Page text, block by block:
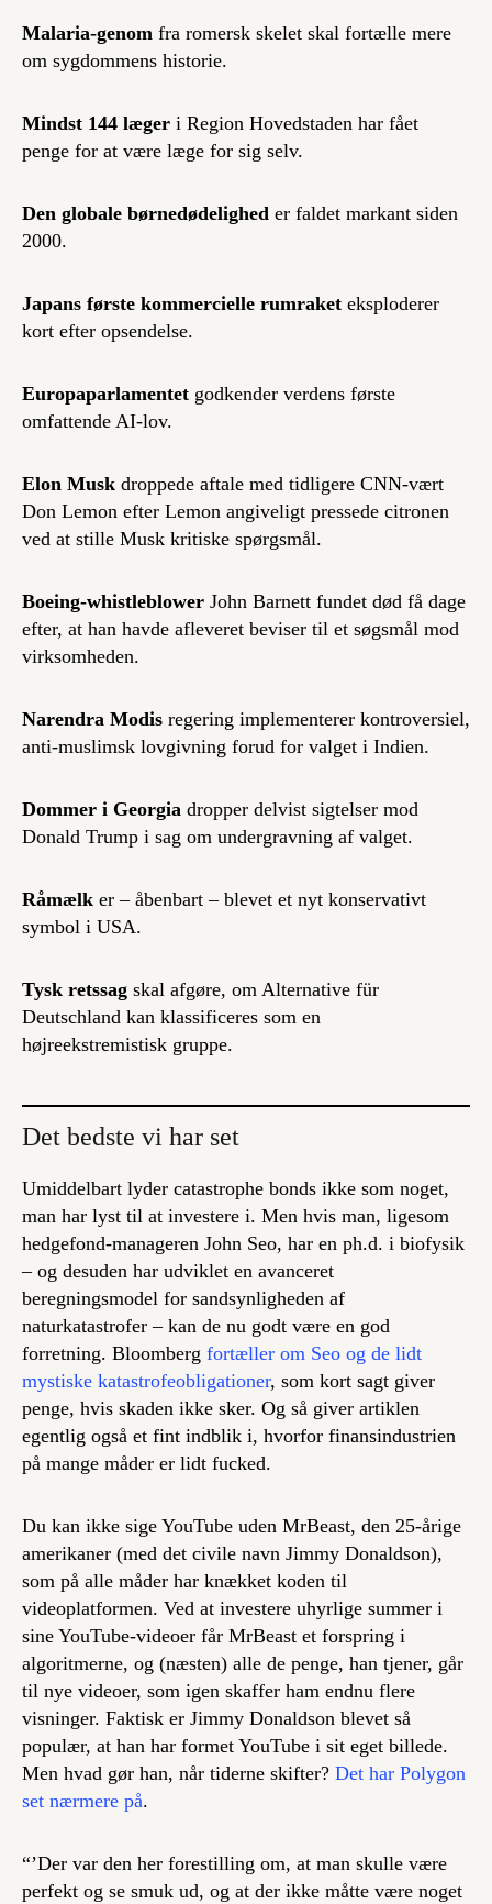
Malaria-genom fra romersk skelet skal fortælle mere
om sygdommens historie.
Mindst 144 læger i Region Hovedstaden har fået
penge for at være læge for sig selv.
Den globale børnedødelighed er faldet markant siden
2000.
Japans første kommercielle rumraket eksploderer
kort efter opsendelse.
Europaparlamentet godkender verdens første
omfattende AI-lov.
Elon Musk droppede aftale med tidligere CNN-vært
Don Lemon efter Lemon angiveligt pressede citronen
ved at stille Musk kritiske spørgsmål.
Boeing-whistleblower John Barnett fundet død få dage
efter, at han havde afleveret beviser til et søgsmål mod
virksomheden.
Narendra Modis regering implementerer kontroversiel,
anti-muslimsk lovgivning forud for valget i Indien.
Dommer i Georgia dropper delvist sigtelser mod
Donald Trump i sag om undergravning af valget.
Råmælk er – åbenbart – blevet et nyt konservativt
symbol i USA.
Tysk retssag skal afgøre, om Alternative für
Deutschland kan klassificeres som en
højreekstremistisk gruppe.
Det bedste vi har set
Umiddelbart lyder catastrophe bonds ikke som noget,
man har lyst til at investere i. Men hvis man, ligesom
hedgefond-manageren John Seo, har en ph.d. i biofysik
– og desuden har udviklet en avanceret
beregningsmodel for sandsynligheden af
naturkatastrofer – kan de nu godt være en god
forretning. Bloomberg fortæller om Seo og de lidt
mystiske katastrofeobligationer, som kort sagt giver
penge, hvis skaden ikke sker. Og så giver artiklen
egentlig også et fint indblik i, hvorfor finansindustrien
på mange måder er lidt fucked.
Du kan ikke sige YouTube uden MrBeast, den 25-årige
amerikaner (med det civile navn Jimmy Donaldson),
som på alle måder har knækket koden til
videoplatformen. Ved at investere uhyrlige summer i
sine YouTube-videoer får MrBeast et forspring i
algoritmerne, og (næsten) alle de penge, han tjener, går
til nye videoer, som igen skaffer ham endnu flere
visninger. Faktisk er Jimmy Donaldson blevet så
populær, at han har formet YouTube i sit eget billede.
Men hvad gør han, når tiderne skifter? Det har Polygon
set nærmere på.
“’Der var den her forestilling om, at man skulle være
perfekt og se smuk ud, og at der ikke måtte være noget